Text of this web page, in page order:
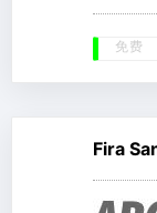
免费